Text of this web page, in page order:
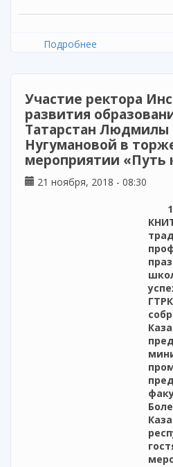
Подробнее
Участие ректора
развития
Татарстан Людмилы
Нугумановой в
мероприятии «Путь
21 ноября, 2018 - 08:30